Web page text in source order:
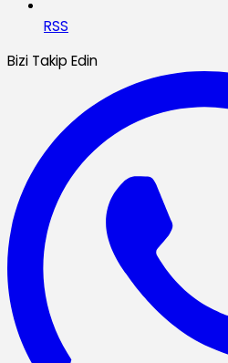
RSS
Bizi Takip Edin